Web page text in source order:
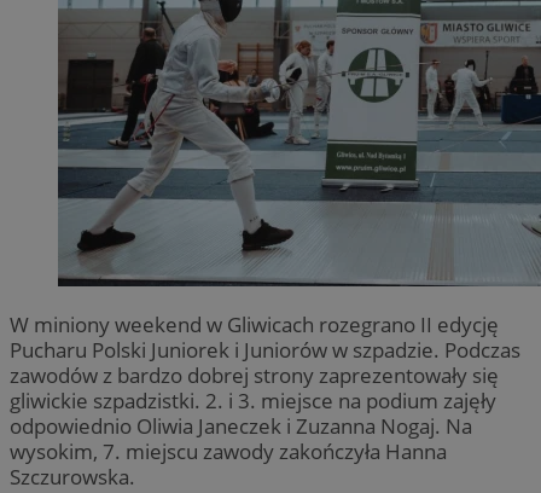
W miniony weekend w Gliwicach rozegrano II edycję
Pucharu Polski Juniorek i Juniorów w szpadzie. Podczas
zawodów z bardzo dobrej strony zaprezentowały się
gliwickie szpadzistki. 2. i 3. miejsce na podium zajęły
odpowiednio Oliwia Janeczek i Zuzanna Nogaj. Na
wysokim, 7. miejscu zawody zakończyła Hanna
Szczurowska.